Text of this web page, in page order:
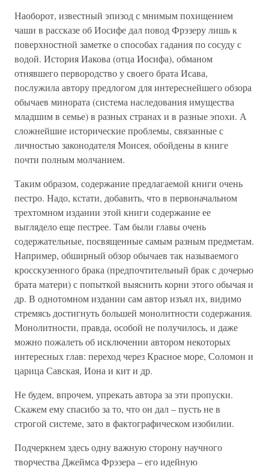
Наоборот, известный эпизод с мнимым похищением
чаши в рассказе об Иосифе дал повод Фрэзеру лишь к
поверхностной заметке о способах гадания по сосуду с
водой. История Иакова (отца Иосифа), обманом
отнявшего первородство у своего брата Исава,
послужила автору предлогом для интереснейшего обзора
обычаев минората (система наследования имущества
младшим в семье) в разных странах и в разные эпохи. А
сложнейшие исторические проблемы, связанные с
личностью законодателя Моисея, обойдены в книге
почти полным молчанием.
Таким образом, содержание предлагаемой книги очень
пестро. Надо, кстати, добавить, что в первоначальном
трехтомном издании этой книги содержание ее
выглядело еще пестрее. Там были главы очень
содержательные, посвященные самым разным предметам.
Например, обширный обзор обычаев так называемого
кросскузенного брака (предпочтительный брак с дочерью
брата матери) с попыткой выяснить корни этого обычая и
др. В однотомном издании сам автор изъял их, видимо
стремясь достигнуть большей монолитности содержания.
Монолитности, правда, особой не получилось, и даже
можно пожалеть об исключении автором некоторых
интересных глав: переход через Красное море, Соломон и
царица Савская, Иона и кит и др.
Не будем, впрочем, упрекать автора за эти пропуски.
Скажем ему спасибо за то, что он дал – пусть не в
строгой системе, зато в фактографическом изобилии.
Подчеркнем здесь одну важную сторону научного
творчества Джеймса Фрэзера – его идейную